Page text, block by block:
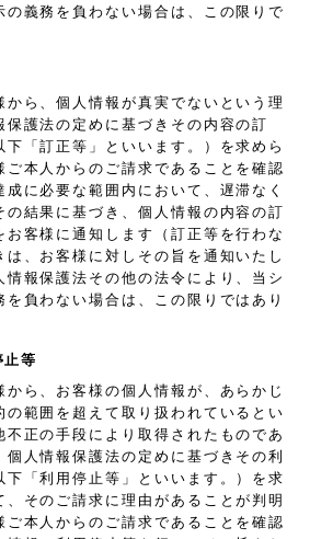
の義務を負わない場合は、この限りで
から、個人情報が真実でないという理
保護法の定めに基づきその内容の訂
「訂正等」といいます。）を求めら
ご本人からのご請求であることを確認
に必要な範囲内において、遅滞なく
の結果に基づき、個人情報の内容の訂
客様に通知します（訂正等を行わな
、お客様に対しその旨を通知いたし
情報保護法その他の法令により、当シ
を負わない場合は、この限りではあり
等
ら、お客様の個人情報が、あらかじ
の範囲を超えて取り扱われているとい
不正の手段により取得されたものであ
人情報保護法の定めに基づきその利
下「利用停止等」といいます。）を求
そのご請求に理由があることが判明
ご本人からのご請求であることを確認